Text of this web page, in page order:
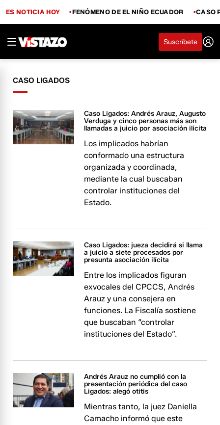
ES NOTICIA HOY FENÓMENO DE EL NIÑO ECUADOR CASO
Suscríbete
CASO LIGADOS
Caso Ligados: Andrés Arauz, Augusto
Verduga y cinco personas más son
llamadas a juicio por asociación ilícita
Los implicados habrían
conformado una estructura
organizada y coordinada,
mediante la cual buscaban
controlar instituciones del
Estado.
Caso Ligados: jueza decidirá si llama
a juicio a siete procesados por
presunta asociación ilícita
Entre los implicados figuran
exvocales del CPCCS, Andrés
Arauz y una consejera en
funciones. La Fiscalía sostiene
que buscaban “controlar
instituciones del Estado”.
Andrés Arauz no cumplió con la
presentación periódica del caso
Ligados: alegó otitis
Mientras tanto, la juez Daniella
Camacho informó que este